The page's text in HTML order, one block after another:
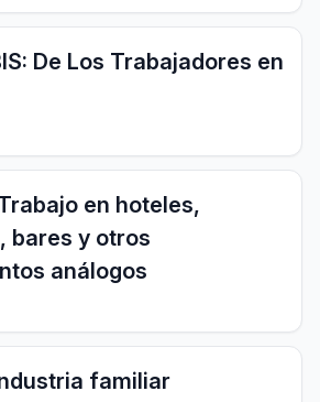
De Los Trabajadores en
en hoteles,
bares y otros
análogos
familiar